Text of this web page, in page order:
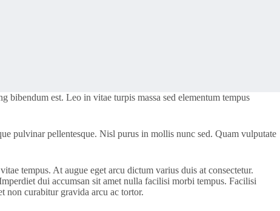
bibendum est. Leo in vitae turpis massa sed elementum tempus
pulvinar pellentesque. Nisl purus in mollis nunc sed. Quam vulputate
tempus. At augue eget arcu dictum varius duis at consectetur.
dui accumsan sit amet nulla facilisi morbi tempus. Facilisi
non curabitur gravida arcu ac tortor.